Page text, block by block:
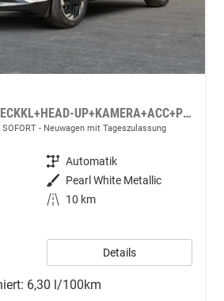
N-CONNECTA EL.HECKKL+HEAD-UP+KAMERA+ACC+PDC+SHZ+LED
Neuwagen mit Tageszulassung
Getriebe Automatik
Außenfarbe Pearl White Metallic
Kilometerstand
10 km
Details
6,30 l/100km